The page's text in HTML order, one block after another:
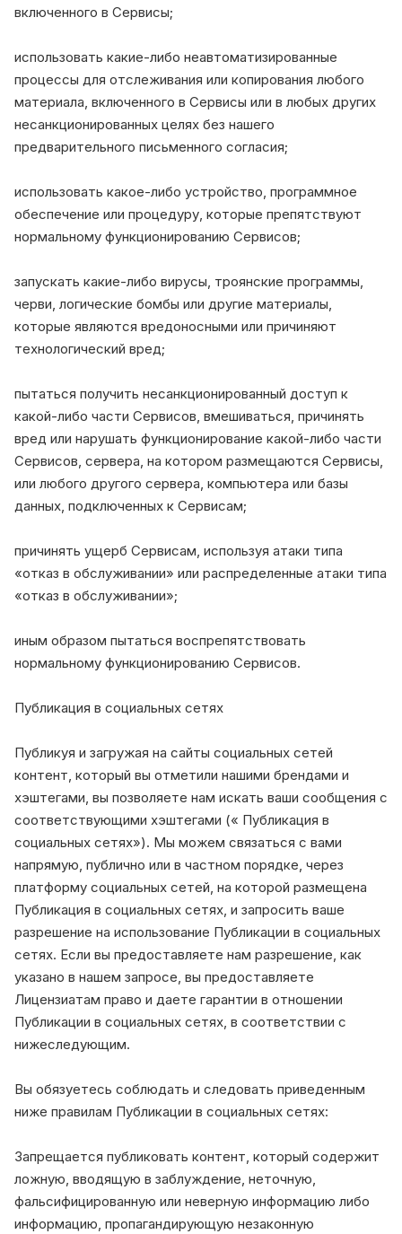
включенного в Сервисы;
использовать какие-либо неавтоматизированные
процессы для отслеживания или копирования любого
материала, включенного в Сервисы или в любых других
несанкционированных целях без нашего
предварительного письменного согласия;
использовать какое-либо устройство, программное
обеспечение или процедуру, которые препятствуют
нормальному функционированию Сервисов;
запускать какие-либо вирусы, троянские программы,
черви, логические бомбы или другие материалы,
которые являются вредоносными или причиняют
технологический вред;
пытаться получить несанкционированный доступ к
какой-либо части Сервисов, вмешиваться, причинять
вред или нарушать функционирование какой-либо части
Сервисов, сервера, на котором размещаются Сервисы,
или любого другого сервера, компьютера или базы
данных, подключенных к Сервисам;
причинять ущерб Сервисам, используя атаки типа
«отказ в обслуживании» или распределенные атаки типа
«отказ в обслуживании»;
иным образом пытаться воспрепятствовать
нормальному функционированию Сервисов.
Публикация в социальных сетях
Публикуя и загружая на сайты социальных сетей
контент, который вы отметили нашими брендами и
хэштегами, вы позволяете нам искать ваши сообщения с
соответствующими хэштегами (« Публикация в
социальных сетях»). Мы можем связаться с вами
напрямую, публично или в частном порядке, через
платформу социальных сетей, на которой размещена
Публикация в социальных сетях, и запросить ваше
разрешение на использование Публикации в социальных
сетях. Если вы предоставляете нам разрешение, как
указано в нашем запросе, вы предоставляете
Лицензиатам право и даете гарантии в отношении
Публикации в социальных сетях, в соответствии с
нижеследующим.
Вы обязуетесь соблюдать и следовать приведенным
ниже правилам Публикации в социальных сетях:
Запрещается публиковать контент, который содержит
ложную, вводящую в заблуждение, неточную,
фальсифицированную или неверную информацию либо
информацию, пропагандирующую незаконную